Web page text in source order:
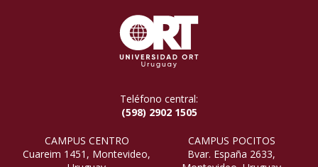
Teléfono central:
(598) 2902 1505
CAMPUS CENTRO
Cuareim 1451, Montevideo,
CAMPUS POCITOS
Bvar. España 2633,